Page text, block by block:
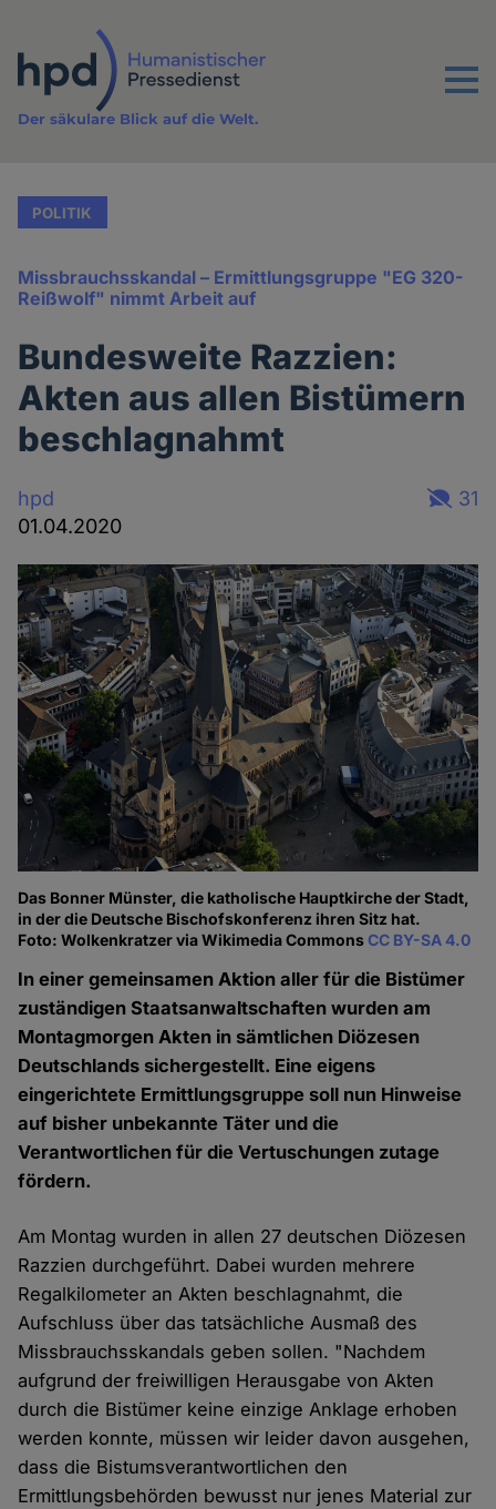
Inhalt
Menu
Der säkulare Blick auf die Welt.
POLITIK
Missbrauchsskandal – Ermittlungsgruppe "EG 320-
Reißwolf" nimmt Arbeit auf
Bundesweite Razzien:
Akten aus allen Bistümern
beschlagnahmt
hpd
01.04.2020
31
Das Bonner Münster, die katholische Hauptkirche der Stadt,
in der die Deutsche Bischofskonferenz ihren Sitz hat.
Foto: Wolkenkratzer via Wikimedia CommonsCC BY-SA 4.0
In einer gemeinsamen Aktion aller für die Bistümer
zuständigen Staatsanwaltschaften wurden am
Montagmorgen Akten in sämtlichen Diözesen
Deutschlands sichergestellt. Eine eigens
eingerichtete Ermittlungsgruppe soll nun Hinweise
auf bisher unbekannte Täter und die
Verantwortlichen für die Vertuschungen zutage
fördern.
Am Montag wurden in allen 27 deutschen Diözesen
Razzien durchgeführt. Dabei wurden mehrere
Regalkilometer an Akten beschlagnahmt, die
Aufschluss über das tatsächliche Ausmaß des
Missbrauchsskandals geben sollen. "Nachdem
aufgrund der freiwilligen Herausgabe von Akten
durch die Bistümer keine einzige Anklage erhoben
werden konnte, müssen wir leider davon ausgehen,
dass die Bistumsverantwortlichen den
Ermittlungsbehörden bewusst nur jenes Material zur